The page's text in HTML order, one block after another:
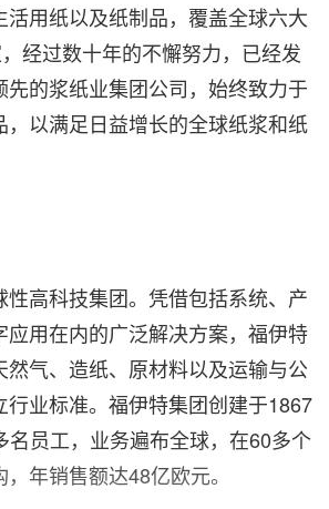
活用纸以及纸制品，覆盖全球六大
经过数十年的不懈努力，已经发
先的浆纸业集团公司，始终致力于
，以满足日益增长的全球纸浆和纸
高科技集团。凭借包括系统、产
应用在内的广泛解决方案，福伊特
然气、造纸、原材料以及运输与公
行业标准。福伊特集团创建于1867
名员工，业务遍布全球，在60多个
年销售额达48亿欧元。